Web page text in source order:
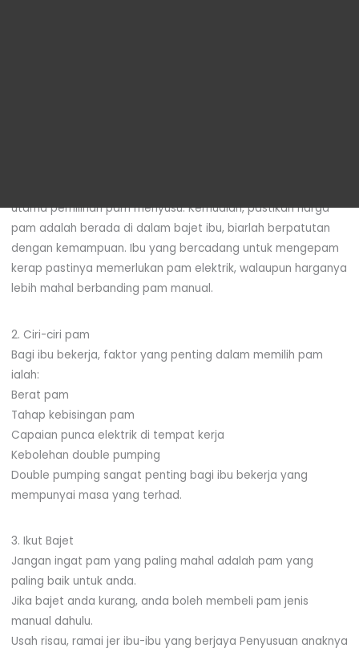
utama pemilihan pam menyusu. Kemudian, pastikan harga
pam adalah berada di dalam bajet ibu, biarlah berpatutan
dengan kemampuan. Ibu yang bercadang untuk mengepam
kerap pastinya memerlukan pam elektrik, walaupun harganya
lebih mahal berbanding pam manual.
2. Ciri-ciri pam
Bagi ibu bekerja, faktor yang penting dalam memilih pam
ialah:
Berat pam
Tahap kebisingan pam
Capaian punca elektrik di tempat kerja
Kebolehan double pumping
Double pumping sangat penting bagi ibu bekerja yang
mempunyai masa yang terhad.
3. Ikut Bajet
Jangan ingat pam yang paling mahal adalah pam yang
paling baik untuk anda.
Jika bajet anda kurang, anda boleh membeli pam jenis
manual dahulu.
Usah risau, ramai jer ibu-ibu yang berjaya Penyusuan anaknya